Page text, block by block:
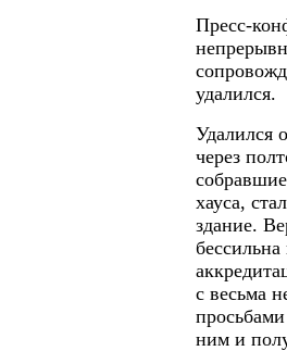
Пресс-
удалился.
Удалился
через
хауса,
здание.
с весьма
ним и